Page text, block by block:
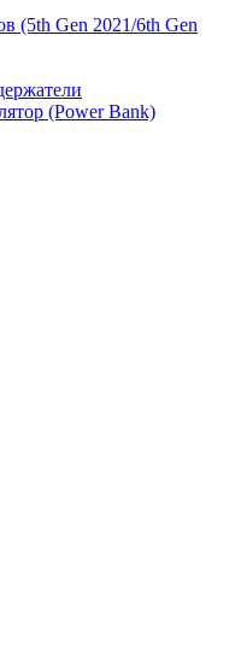
(5th Gen 2021/6th Gen
(Power Bank)